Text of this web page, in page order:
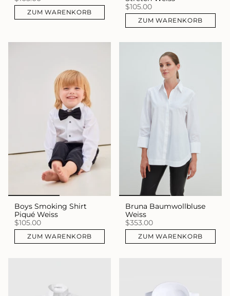
ZUM WARENKORB
$105.00
ZUM WARENKORB
Boys Smoking Shirt
Piqué Weiss
$105.00
ZUM WARENKORB
Bruna Baumwollbluse
Weiss
$353.00
ZUM WARENKORB